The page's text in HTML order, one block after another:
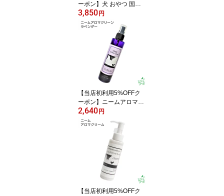
ーポン】犬 おやつ 国産
無添加 犬用 歯石 歯磨き
歯みがき ガム デンタル
ガム 歯磨きガム デンタ
ルケア ドッグフード コ
ラーゲン ペット 大袋 小
型犬 【イリオスマイル / i
liosmile】北海道産 鶏と
さか 300g
3,850 円
【当店初利用5%OFFク
ーポン】ニームアロマシ
リーズ「ニームアロマク
リーン200ml」ラベンダ
ー 【イリオスマイル / ilio
smile】 犬 スプレー ブラ
ッシングスプレー 虫除け
犬 保湿 保湿スプレー イ
ヤークリーナー ニーム
静電気防止
2,640 円
【当店初利用5%OFFク